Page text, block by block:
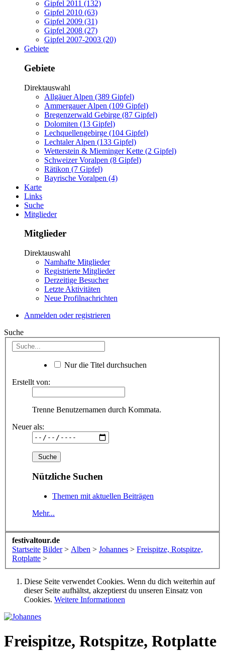
Gipfel 2011 (132)
Gipfel 2010 (63)
Gipfel 2009 (31)
Gipfel 2008 (27)
Gipfel 2007-2003 (20)
Gebiete
Gebiete
Direktauswahl
Allgäuer Alpen (389 Gipfel)
Ammergauer Alpen (109 Gipfel)
Bregenzerwald Gebirge (87 Gipfel)
Dolomiten (13 Gipfel)
Lechquellengebirge (104 Gipfel)
Lechtaler Alpen (133 Gipfel)
Wetterstein & Mieminger Kette (2 Gipfel)
Schweizer Voralpen (8 Gipfel)
Rätikon (7 Gipfel)
Bayrische Voralpen (4)
Karte
Links
Suche
Mitglieder
Mitglieder
Direktauswahl
Namhafte Mitglieder
Registrierte Mitglieder
Derzeitige Besucher
Letzte Aktivitäten
Neue Profilnachrichten
Anmelden oder registrieren
Suche
Nur die Titel durchsuchen
Erstellt von:
Trenne Benutzernamen durch Kommata.
Neuer als:
Nützliche Suchen
Themen mit aktuellen Beiträgen
Mehr...
festivaltour.de
Startseite Bilder > Alben > Johannes > Freispitze, Rotspitze,
Rotplatte >
Diese Seite verwendet Cookies. Wenn du dich weiterhin auf
dieser Seite aufhältst, akzeptierst du unseren Einsatz von
Cookies. Weitere Informationen
Freispitze, Rotspitze, Rotplatte